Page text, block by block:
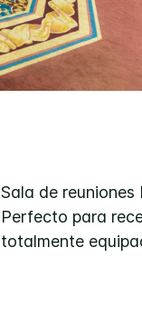
Sala de
Perfecto para
totalmente